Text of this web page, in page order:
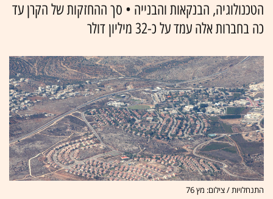
הטכנולוגיה, הבנקאות והבנייה • סך ההחזקות של הקרן עד
כה בחברות אלה עמד על כ-32 מיליון דולר
התנחלויות / צילום: מץ 76